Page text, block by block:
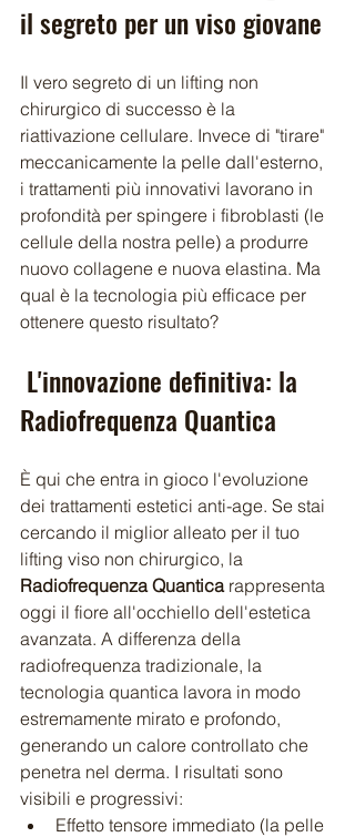
il segreto per un viso giovane
Il vero segreto di un lifting non
chirurgico di successo è la
riattivazione cellulare. Invece di "tirare"
meccanicamente la pelle dall'esterno,
i trattamenti più innovativi lavorano in
profondità per spingere i fibroblasti (le
cellule della nostra pelle) a produrre
nuovo collagene e nuova elastina. Ma
qual è la tecnologia più efficace per
ottenere questo risultato?
Radiofrequenza Quantica
È qui che entra in gioco l'evoluzione
dei trattamenti estetici anti-age. Se stai
cercando il miglior alleato per il tuo
lifting viso non chirurgico, la
Radiofrequenza Quantica rappresenta
oggi il fiore all'occhiello dell'estetica
avanzata. A differenza della
radiofrequenza tradizionale, la
tecnologia quantica lavora in modo
estremamente mirato e profondo,
generando un calore controllato che
penetra nel derma. I risultati sono
visibili e progressivi:
Effetto tensore immediato (la pelle